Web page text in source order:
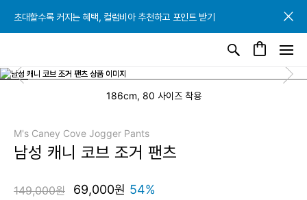
초대할수록 커지는 혜택, 컬럼비아 추천하고 포인트 받기
초대할수록 커지는 혜택, 컬럼비아 추천하고 포인트 받기
초대할수록 커지는 혜택, 컬럼비아 추천하고 포인트 받기
186cm, 80 사이즈 착용
M's Caney Cove Jogger Pants
남성 캐니 코브 조거 팬츠
149,000원 69,000원 54%